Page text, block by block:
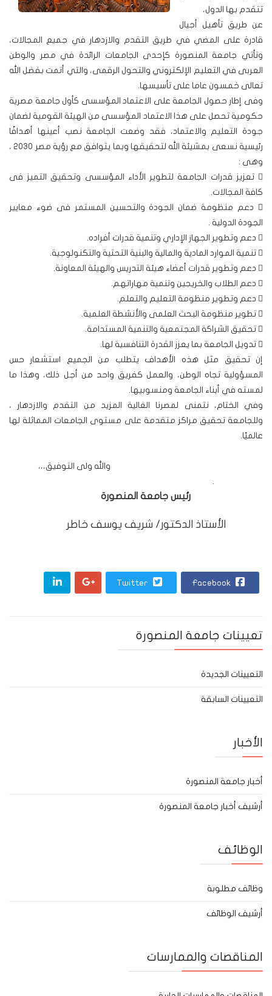
تتقدم بها الدول،
عن طريق تأهيل أجيال
قادرة على المضي في طريق التقدم والازدهار في جميع المجالات،
وتأتي جامعة المنصورة كإحدى الجامعات الرائدة في مصر والوطن
العربى في التعليم الإلكتروني والتحول الرقمى، والتي أتمت بفضل الله
تعالى خمسون عاما على تأسيسها.
وفى إطار حصول الجامعة على الاعتماد المؤسسى كأول جامعة مصرية
حكومية تحصل على هذا الاعتماد المؤسسى من الهيئة القومية لضمان
جودة التعليم والاعتماد، فقد وضعت الجامعة نصب أعينها أهدافًا
رئيسية نسعى بمشيئة الله لتحقيقها وبما يتوافق مع رؤية مصر 2030 ،
وهى :
 تعزيز قدرات الجامعة لتطوير الأداء المؤسسى وتحقيق التميز فى
كافة المجالات.
 دعم منظومة ضمان الجودة والتحسين المستمر فى ضوء معايير
الجودة الدولية .
 دعم وتطوير الجهاز الإداري وتنمية قدرات أفراده.
 تنمية الموارد المادية والمالية والبنية التحتية والتكنولوجية.
 دعم وتطوير قدرات أعضاء هيئة التدريس والهيئة المعاونة.
 دعم الطلاب والخريجين وتنمية مهاراتهم.
 دعم وتطوير منظومة التعليم والتعلم.
 تطوير منظومة البحث العلمى والأنشطة العلمية.
 تحقيق الشراكة المجتمعية والتنمية المستدامة.
 تدويل الجامعة بما يعزز القدرة التنافسية لها.
إن تحقيق مثل هذه الأهداف يتطلب من الجميع استشعار حس
المسؤولية تجاه الوطن، والعمل كفريق واحد من أجل ذلك، وهذا ما
لمسته في أبناء الجامعة ومنسوبيها.
وفي الختام، نتمنى لمصرنا الغالية المزيد من التقدم والازدهار ،
وللجامعة تحقيق مراكز متقدمة على مستوى الجامعات المماثلة لها
عالميًا.
والله ولى التوفيق،،،
.
رئيس جامعة المنصورة
الأستاذ الدكتور/ شريف يوسف خاطر
تعيينات جامعة المنصورة
التعيينات الجديدة
التعيينات السابقة
الأخبار
أخبار جامعة المنصورة
أرشيف أخبار جامعة المنصورة
الوظائف
وظائف مطلوبة
أرشيف الوظائف
المناقصات والممارسات